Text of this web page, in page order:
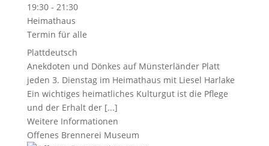
19:30 - 21:30
Heimathaus
Termin für alle
Plattdeutsch
Anekdoten und Dönkes auf Münsterländer Platt
jeden 3. Dienstag im Heimathaus mit Liesel Harlake
Ein wichtiges heimatliches Kulturgut ist die Pflege
und der Erhalt der [...]
Weitere Informationen
Offenes Brennerei Museum